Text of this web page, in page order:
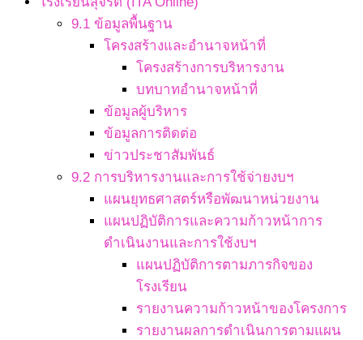
9.1 ข้อมูลพื้นฐาน
โครงสร้างและอำนาจหน้าที่
โครงสร้างการบริหารงาน
บทบาทอำนาจหน้าที่
ข้อมูลผู้บริหาร
ข้อมูลการติดต่อ
ข่าวประชาสัมพันธ์
9.2 การบริหารงานและการใช้จ่ายงบฯ
แผนยุทธศาสตร์หรือพัฒนาหน่วยงาน
แผนปฏิบัติการและความก้าวหน้าการ
ดำเนินงานและการใช้งบฯ
แผนปฏิบัติการตามภารกิจของ
โรงเรียน
รายงานความก้าวหน้าของโครงการ
รายงานผลการดำเนินการตามแผน